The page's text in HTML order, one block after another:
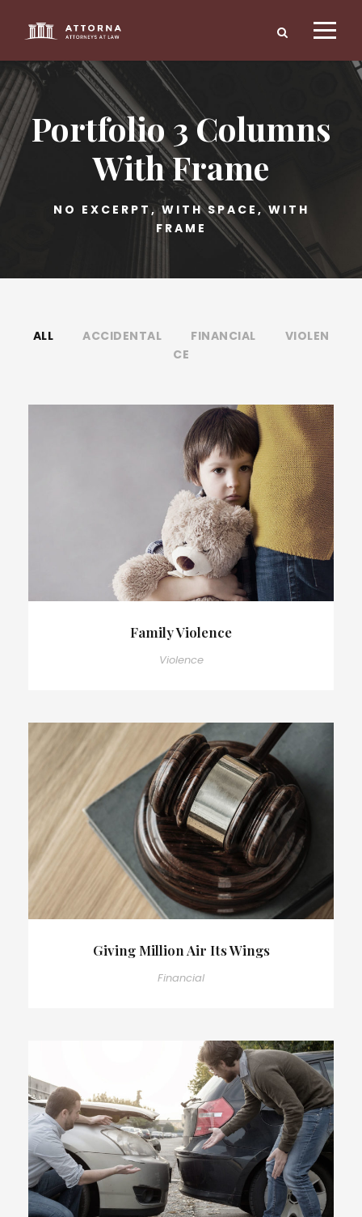
Portfolio 3 Columns
With Frame
NO EXCERPT, WITH SPACE, WITH
FRAME
ALL ACCIDENTAL FINANCIAL
VIOLEN
CE
Family Violence
Violence
Giving Million Air Its Wings
Financial